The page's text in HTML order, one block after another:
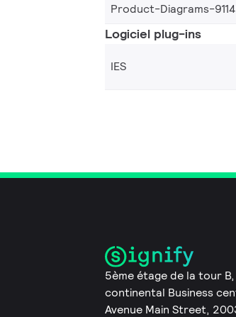
Product-Diagrams-
Logiciel plug-ins
IES
5ème étage de la tour
continental Business
Avenue Main Street,